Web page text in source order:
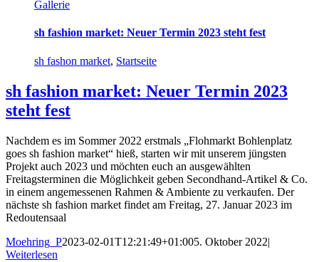
Gallerie
sh fashion market: Neuer Termin 2023 steht fest
sh fashon market, Startseite
sh fashion market: Neuer Termin 2023
steht fest
Nachdem es im Sommer 2022 erstmals „Flohmarkt Bohlenplatz
goes sh fashion market“ hieß, starten wir mit unserem jüngsten
Projekt auch 2023 und möchten euch an ausgewählten
Freitagsterminen die Möglichkeit geben Secondhand-Artikel & Co.
in einem angemessenen Rahmen & Ambiente zu verkaufen. Der
nächste sh fashion market findet am Freitag, 27. Januar 2023 im
Redoutensaal
Moehring_P2023-02-01T12:21:49+01:005. Oktober 2022|
Weiterlesen